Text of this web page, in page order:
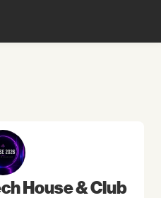
House & Club